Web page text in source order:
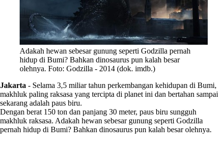
Adakah hewan sebesar gunung seperti Godzilla pernah
hidup di Bumi? Bahkan dinosaurus pun kalah besar
olehnya. Foto: Godzilla - 2014 (dok. imdb.)
Jakarta - Selama 3,5 miliar tahun perkembangan kehidupan di Bumi,
makhluk paling raksasa yang tercipta di planet ini dan bertahan sampai
sekarang adalah paus biru.
Dengan berat 150 ton dan panjang 30 meter, paus biru sungguh
makhluk raksasa. Adakah hewan sebesar gunung seperti Godzilla
pernah hidup di Bumi? Bahkan dinosaurus pun kalah besar olehnya.